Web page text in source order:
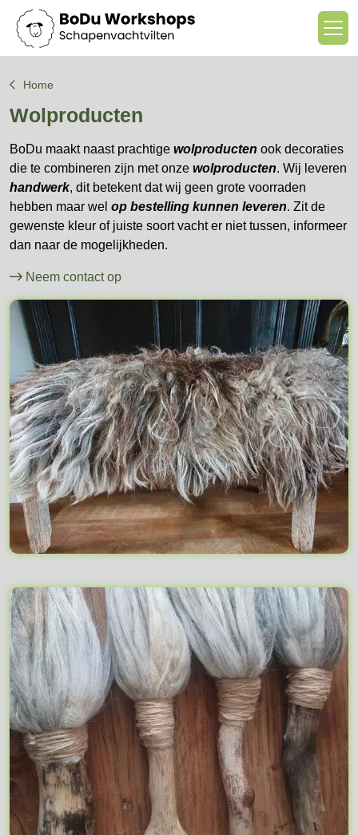
Home
Wolproducten
BoDu maakt naast prachtige wolproducten ook decoraties
die te combineren zijn met onze wolproducten. Wij leveren
handwerk, dit betekent dat wij geen grote voorraden
hebben maar wel op bestelling kunnen leveren. Zit de
gewenste kleur of juiste soort vacht er niet tussen, informeer
dan naar de mogelijkheden.
Neem contact op